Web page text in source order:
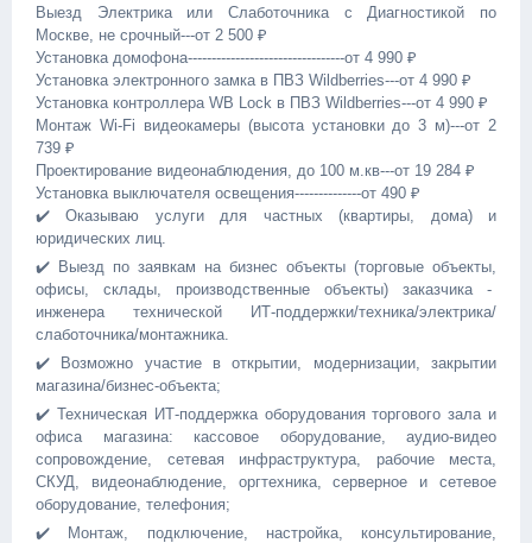
Выезд Электрика или Слаботочника с Диагностикой по
Москве, не срочный---от 2 500 ₽
Установка домофона---------------------------------от 4 990 ₽
Установка электронного замка в ПВЗ Wildberries---от 4 990 ₽
Установка контроллера WB Lock в ПВЗ Wildberries---от 4 990 ₽
Монтаж Wi-Fi видеокамеры (высота установки до 3 м)---от 2
739 ₽
Проектирование видеонаблюдения, до 100 м.кв---от 19 284 ₽
Установка выключателя освещения--------------от 490 ₽
✔️ Оказываю услуги для частных (квартиры, дома) и
юридических лиц.
✔️ Выезд по заявкам на бизнес объекты (торговые объекты,
офисы, склады, производственные объекты) заказчика -
инженера технической ИТ-поддержки/техника/электрика/
слаботочника/монтажника.
✔️ Возможно участие в открытии, модернизации, закрытии
магазина/бизнес-объекта;
✔️ Техническая ИТ-поддержка оборудования торгового зала и
офиса магазина: кассовое оборудование, аудио-видео
сопровождение, сетевая инфраструктура, рабочие места,
СКУД, видеонаблюдение, оргтехника, серверное и сетевое
оборудование, телефония;
✔️ Монтаж, подключение, настройка, консультирование,